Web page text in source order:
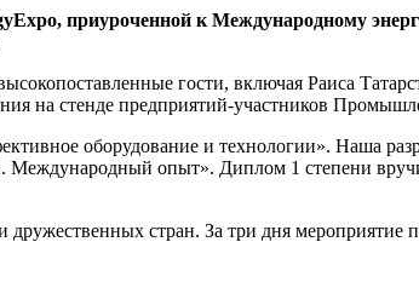
приуроченной к Международному
гости, включая Раиса
на стенде предприятий-участников
оборудование и технологии». Наша
Международный опыт». Диплом 1 степени
стран. За три дня мероприятие